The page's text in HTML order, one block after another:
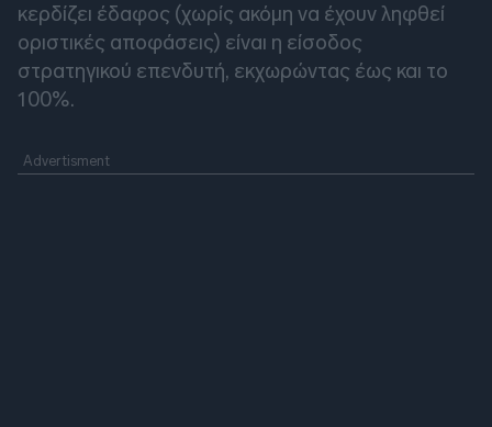
κερδίζει έδαφος (χωρίς ακόμη να έχουν ληφθεί
οριστικές αποφάσεις) είναι η είσοδος
στρατηγικού επενδυτή, εκχωρώντας έως και το
100%.